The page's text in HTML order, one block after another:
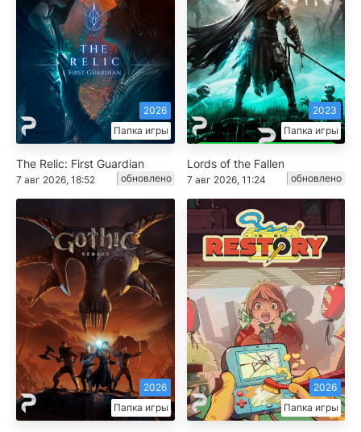
Папка игры
2026
The Relic: First Guardian
7 авг 2026, 18:52 обновлено
Папка игры
2023
Lords of the Fallen
7 авг 2026, 11:24 обновлено
Папка игры
2026
Папка игры
2026